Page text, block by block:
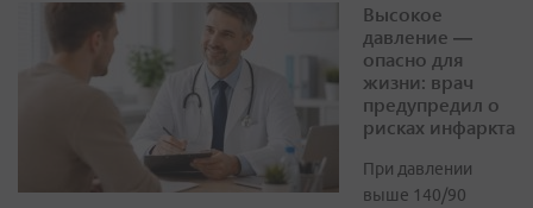
Высокое
давление —
опасно для
жизни: врач
предупредил о
рисках инфаркта
При давлении
выше 140/90